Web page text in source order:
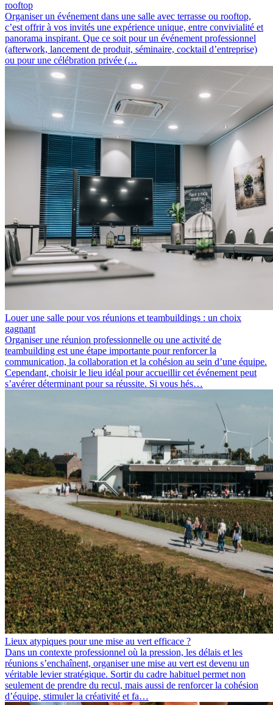
rooftop
Organiser un événement dans une salle avec terrasse ou rooftop,
c’est offrir à vos invités une expérience unique, entre convivialité et
panorama inspirant. Que ce soit pour un événement professionnel
(afterwork, lancement de produit, séminaire, cocktail d’entreprise)
ou pour une célébration privée (…
Louer une salle pour vos réunions et teambuildings : un choix
gagnant
Organiser une réunion professionnelle ou une activité de
teambuilding est une étape importante pour renforcer la
communication, la collaboration et la cohésion au sein d’une équipe.
Cependant, choisir le lieu idéal pour accueillir cet événement peut
s’avérer déterminant pour sa réussite. Si vous hés…
Lieux atypiques pour une mise au vert efficace ?
Dans un contexte professionnel où la pression, les délais et les
réunions s’enchaînent, organiser une mise au vert est devenu un
véritable levier stratégique. Sortir du cadre habituel permet non
seulement de prendre du recul, mais aussi de renforcer la cohésion
d’équipe, stimuler la créativité et fa…